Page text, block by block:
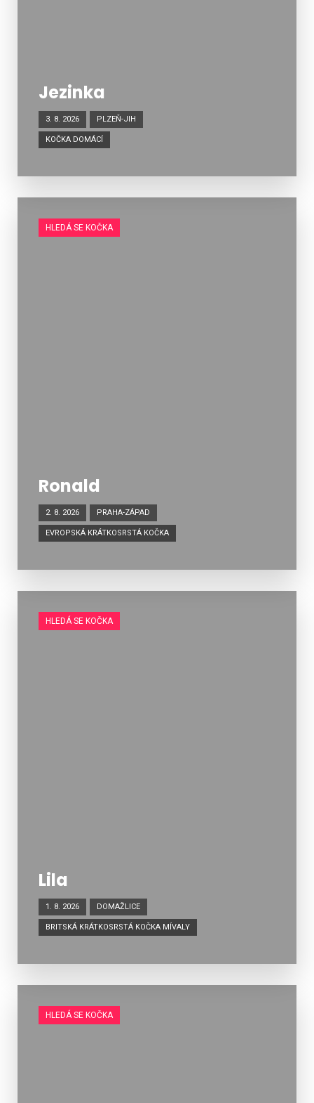
Jezinka
3. 8. 2026 PLZEŇ-JIH
KOČKA DOMÁCÍ
HLEDÁ SE KOČKA
Ronald
2. 8. 2026 PRAHA-ZÁPAD
EVROPSKÁ KRÁTKOSRSTÁ KOČKA
HLEDÁ SE KOČKA
Lila
1. 8. 2026 DOMAŽLICE
BRITSKÁ KRÁTKOSRSTÁ KOČKA MÍVALY
HLEDÁ SE KOČKA